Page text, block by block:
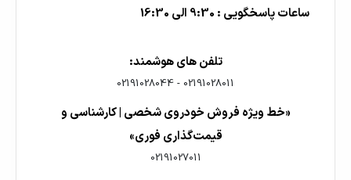
ساعات پاسخگویی : 9:30 الی 16:30
تلفن های هوشمند:
02191028011
-
02191028044
«خط ویژه فروش خودروی شخصی | کارشناسی و
قیمت‌گذاری فوری»
02191027011